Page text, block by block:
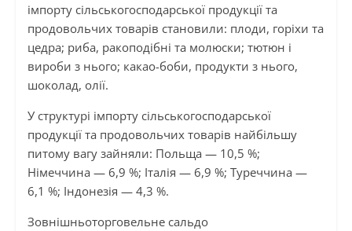
імпорту сільськогосподарської продукції та
продовольчих товарів становили: плоди, горіхи та
цедра; риба, ракоподібні та молюски; тютюн і
вироби з нього; какао-боби, продукти з нього,
шоколад, олії.
У структурі імпорту сільськогосподарської
продукції та продовольчих товарів найбільшу
питому вагу зайняли: Польща — 10,5 %;
Німеччина — 6,9 %; Італія — 6,9 %; Туреччина —
6,1 %; Індонезія — 4,3 %.
Зовнішньоторговельне сальдо